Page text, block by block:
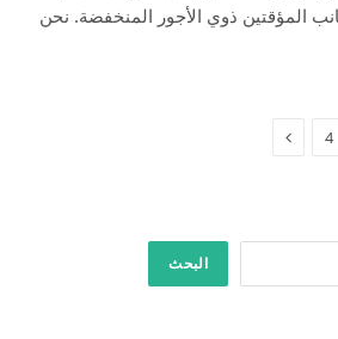
المؤقتين ذوي الأجور المنخفضة. نحن
4 التالي
البحث